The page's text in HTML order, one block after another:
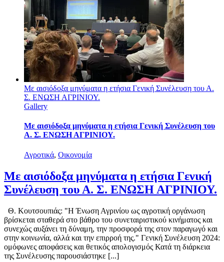
Με αισιόδοξα μηνύματα η ετήσια Γενική Συνέλευση του Α.
Σ. ΕΝΩΣΗ ΑΓΡΙΝΙΟΥ.
Gallery
Με αισιόδοξα μηνύματα η ετήσια Γενική Συνέλευση του
Α. Σ. ΕΝΩΣΗ ΑΓΡΙΝΙΟΥ.
Αγροτικά, Οικονομία
Με αισιόδοξα μηνύματα η ετήσια Γενική
Συνέλευση του Α. Σ. ΕΝΩΣΗ ΑΓΡΙΝΙΟΥ.
Θ. Κουτσουπιάς: "H Ένωση Αγρινίου ως αγροτική οργάνωση
βρίσκεται σταθερά στο βάθρο του συνεταιριστικού κινήματος και
συνεχώς αυξάνει τη δύναμη, την προσφορά της στον παραγωγό και
στην κοινωνία, αλλά και την επιρροή της." Γενική Συνέλευση 2024:
ομόφωνες αποφάσεις και θετικός απολογισμός Κατά τη διάρκεια
της Συνέλευσης παρουσιάστηκε [...]